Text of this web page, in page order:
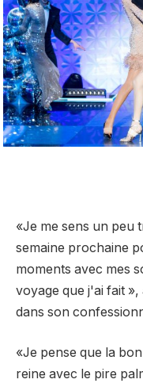
«Je me sens un peu
semaine prochaine
moments avec mes
voyage que j'ai fait
dans son
«Je pense que la
reine avec le pire